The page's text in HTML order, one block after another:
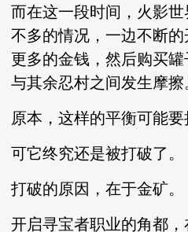
而在这一段时间，火影
不多的情况，一边不断
更多的金钱，然后购买
与其余忍村之间发生摩擦
原本，这样的平衡可能要
可它终究还是被打破了。
打破的原因，在于金矿。
开启寻宝者职业的角都